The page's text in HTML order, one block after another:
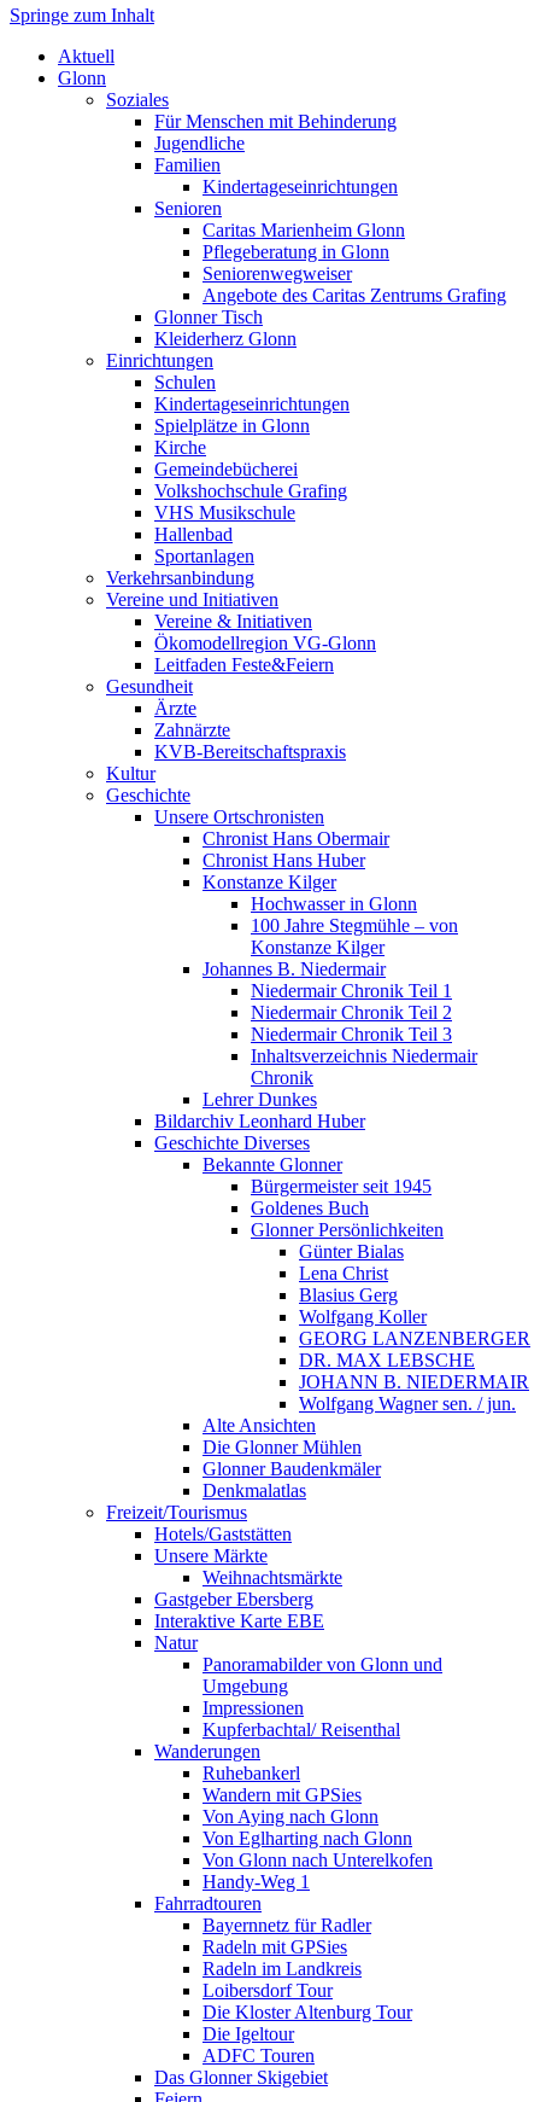
Markt Glonn
Springe zum Inhalt
Aktuell
Glonn
Soziales
Für Menschen mit Behinderung
Jugendliche
Familien
Kindertageseinrichtungen
Senioren
Caritas Marienheim Glonn
Pflegeberatung in Glonn
Seniorenwegweiser
Angebote des Caritas Zentrums Grafing
Glonner Tisch
Kleiderherz Glonn
Einrichtungen
Schulen
Kindertageseinrichtungen
Spielplätze in Glonn
Kirche
Gemeindebücherei
Volkshochschule Grafing
VHS Musikschule
Hallenbad
Sportanlagen
Verkehrsanbindung
Vereine und Initiativen
Vereine & Initiativen
Ökomodellregion VG-Glonn
Leitfaden Feste&Feiern
Gesundheit
Ärzte
Zahnärzte
KVB-Bereitschaftspraxis
Kultur
Geschichte
Unsere Ortschronisten
Chronist Hans Obermair
Chronist Hans Huber
Konstanze Kilger
Hochwasser in Glonn
100 Jahre Stegmühle – von
Konstanze Kilger
Johannes B. Niedermair
Niedermair Chronik Teil 1
Niedermair Chronik Teil 2
Niedermair Chronik Teil 3
Inhaltsverzeichnis Niedermair
Chronik
Lehrer Dunkes
Bildarchiv Leonhard Huber
Geschichte Diverses
Bekannte Glonner
Bürgermeister seit 1945
Goldenes Buch
Glonner Persönlichkeiten
Günter Bialas
Lena Christ
Blasius Gerg
Wolfgang Koller
GEORG LANZENBERGER
DR. MAX LEBSCHE
JOHANN B. NIEDERMAIR
Wolfgang Wagner sen. / jun.
Alte Ansichten
Die Glonner Mühlen
Glonner Baudenkmäler
Denkmalatlas
Freizeit/Tourismus
Hotels/Gaststätten
Unsere Märkte
Weihnachtsmärkte
Gastgeber Ebersberg
Interaktive Karte EBE
Natur
Panoramabilder von Glonn und
Umgebung
Impressionen
Kupferbachtal/ Reisenthal
Wanderungen
Ruhebankerl
Wandern mit GPSies
Von Aying nach Glonn
Von Eglharting nach Glonn
Von Glonn nach Unterelkofen
Handy-Weg 1
Fahrradtouren
Bayernnetz für Radler
Radeln mit GPSies
Radeln im Landkreis
Loibersdorf Tour
Die Kloster Altenburg Tour
Die Igeltour
ADFC Touren
Das Glonner Skigebiet